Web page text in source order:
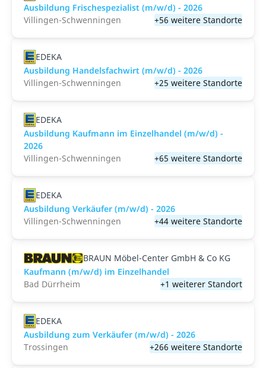
Ausbildung Frischespezialist (m/w/d) - 2026
Villingen-Schwenningen
+56 weitere Standorte
EDEKA
Ausbildung Handelsfachwirt (m/w/d) - 2026
Villingen-Schwenningen
+25 weitere Standorte
EDEKA
Ausbildung Kaufmann im Einzelhandel (m/w/d) -
2026
Villingen-Schwenningen
+65 weitere Standorte
EDEKA
Ausbildung Verkäufer (m/w/d) - 2026
Villingen-Schwenningen
+44 weitere Standorte
BRAUN Möbel-Center GmbH & Co KG
Kaufmann (m/w/d) im Einzelhandel
Bad Dürrheim
+1 weiterer Standort
EDEKA
Ausbildung zum Verkäufer (m/w/d) - 2026
Trossingen
+266 weitere Standorte